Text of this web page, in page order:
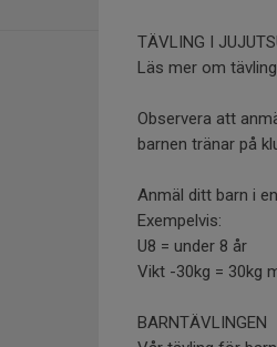
TÄVLING I
Läs mer om
Observera att
barnen tränar på
Anmäl ditt barn i
Exempelvis:
U8 = under 8 år
Vikt -30kg = 30kg
BARNTÄVLINGEN